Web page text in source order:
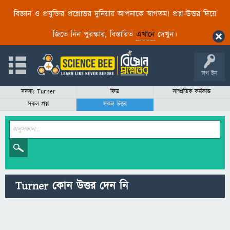
বিজ্ঞান ও প্রযুক্তির প্রশ্নোত্তর দুনিয়ায় আপনাকে স্বাগতম! প্রশ্ন-উত্তর দিয়ে
জিতে নিন পুরস্কার, বিস্তারিত এখানেদেখুন।
লগ ইন
সদস্যঃ Turner ফিড
সাম্প্রতিক কর্মকান্ড
সকল প্রশ্ন
সকল উত্তর
Turner কোন উত্তর দেন নি